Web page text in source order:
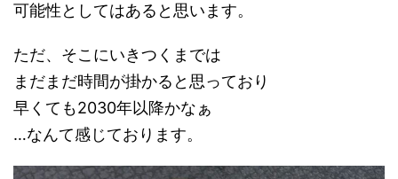
可能性としてはあると思います。
ただ、そこにいきつくまでは
まだまだ時間が掛かると思っており
早くても2030年以降かなぁ
…なんて感じております。